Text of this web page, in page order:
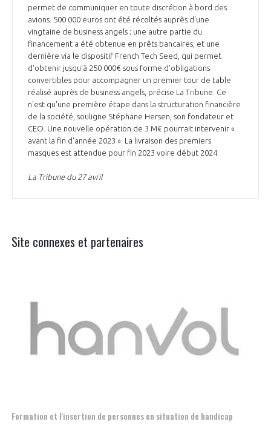
permet de communiquer en toute discrétion à bord des
avions. 500 000 euros ont été récoltés auprès d'une
vingtaine de business angels ; une autre partie du
financement a été obtenue en prêts bancaires, et une
dernière via le dispositif French Tech Seed, qui permet
d'obtenir jusqu'à 250 000€ sous forme d'obligations
convertibles pour accompagner un premier tour de table
réalisé auprès de business angels, précise La Tribune. Ce
n'est qu'une première étape dans la structuration financière
de la société, souligne Stéphane Hersen, son fondateur et
CEO. Une nouvelle opération de 3 M€ pourrait intervenir «
avant la fin d'année 2023 ». La livraison des premiers
masques est attendue pour fin 2023 voire début 2024.
La Tribune du 27 avril
Site connexes et partenaires
Formation et l'insertion de personnes en situation de handicap